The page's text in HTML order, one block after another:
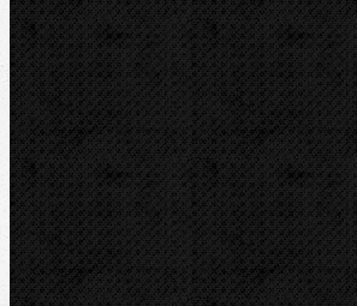
LEISTER
CBC
KEMPER
Guilbert EXPRESS